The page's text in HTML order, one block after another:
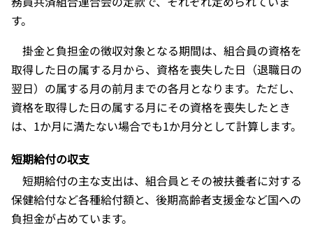
す。
掛金と負担金の徴収対象となる期間は、組合員の資格を
取得した日の属する月から、資格を喪失した日（退職日の
翌日）の属する月の前月までの各月となります。ただし、
資格を取得した日の属する月にその資格を喪失したとき
は、1か月に満たない場合でも1か月分として計算します。
短期給付の収支
短期給付の主な支出は、組合員とその被扶養者に対する
保健給付など各種給付額と、後期高齢者支援金など国への
負担金が占めています。